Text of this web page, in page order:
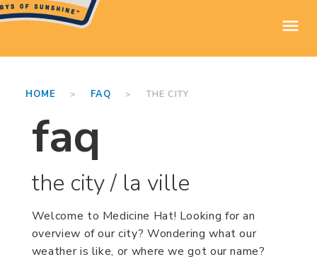
HOME > FAQ > THE CITY
faq
the city / la ville
Welcome to Medicine Hat! Looking for an
overview of our city? Wondering what our
weather is like, or where we got our name?